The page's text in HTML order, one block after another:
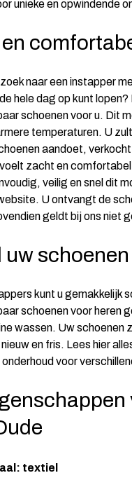
unieke en opwindende
naar een instapper
hele dag op kunt lopen?
schoenen voor u. Dit
temperaturen. U
aandoet,
zacht en comfortabel
veilig en snel dit
U ontvangt de
geldt bij ons niet
uw
kunt u gemakkelijk
schoenen voor heren
wassen. Uw schoenen
en fris. Lees hier
onderhoud voor
textiel